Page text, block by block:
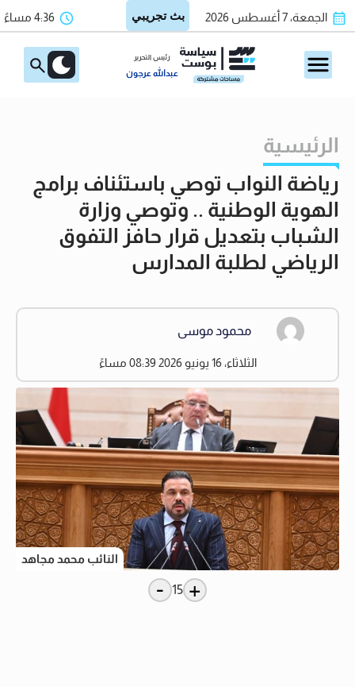
الجمعة، 7 أغسطس 2026 4:36 مساءً
رئيس التحرير
عبدالله عرجون
الرئيسية
رياضة النواب توصي باستئناف برامج
الهوية الوطنية .. وتوصي وزارة
الشباب بتعديل قرار حافز التفوق
الرياضي لطلبة المدارس
محمود موسى
الثلاثاء، 16 يونيو 2026 08:39 مساءً
النائب محمد مجاهد
+
15
-